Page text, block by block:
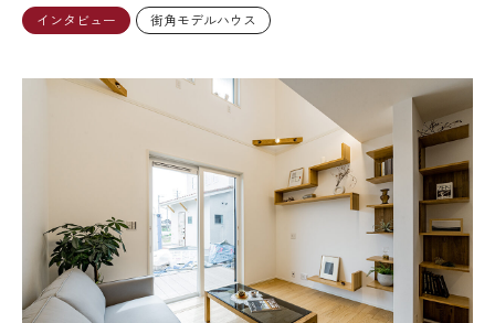
インタビュー
街角モデルハウス